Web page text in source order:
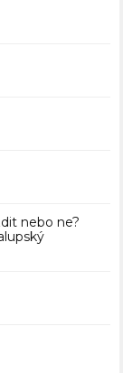
nebo ne?